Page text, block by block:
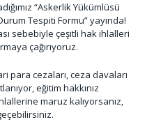
“Askerlik Yükümlüsü
Tespiti Formu” yayında!
sebebiyle çeşitli hak ihlalleri
çağırıyoruz.
para cezaları, ceza davaları
eğitim hakkınız
maruz kalıyorsanız,